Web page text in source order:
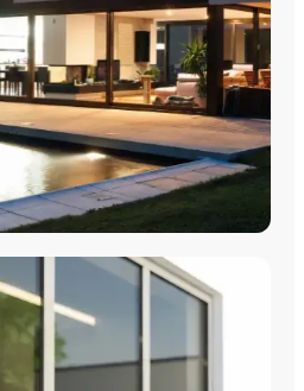
Fenêtres Multimatériaux
aluminium, bois et